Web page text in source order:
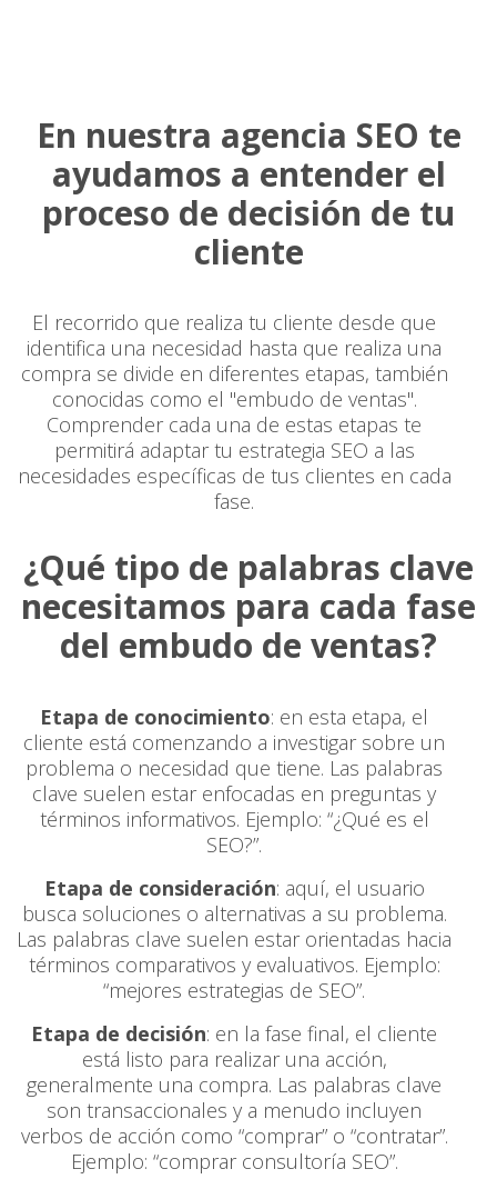
En nuestra agencia SEO te
ayudamos a entender el
proceso de decisión de tu
cliente
El recorrido que realiza tu cliente desde que
identifica una necesidad hasta que realiza una
compra se divide en diferentes etapas, también
conocidas como el "embudo de ventas".
Comprender cada una de estas etapas te
permitirá adaptar tu estrategia SEO a las
necesidades específicas de tus clientes en cada
fase.
¿Qué tipo de palabras clave
necesitamos para cada fase
del embudo de ventas?
Etapa de conocimiento: en esta etapa, el
cliente está comenzando a investigar sobre un
problema o necesidad que tiene. Las palabras
clave suelen estar enfocadas en preguntas y
términos informativos. Ejemplo: “¿Qué es el
SEO?”.
Etapa de consideración: aquí, el usuario
busca soluciones o alternativas a su problema.
Las palabras clave suelen estar orientadas hacia
términos comparativos y evaluativos. Ejemplo:
“mejores estrategias de SEO”.
Etapa de decisión: en la fase final, el cliente
está listo para realizar una acción,
generalmente una compra. Las palabras clave
son transaccionales y a menudo incluyen
verbos de acción como “comprar” o “contratar”.
Ejemplo: “comprar consultoría SEO”.